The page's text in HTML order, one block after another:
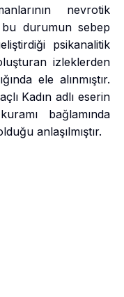
nevrotik
bu durumun sebep
psikanalitik
izleklerden
ele alınmıştır.
Kadın adlı eserin
bağlamında
anlaşılmıştır.